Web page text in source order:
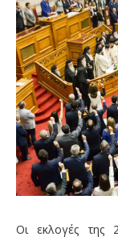
Οι εκλογές της